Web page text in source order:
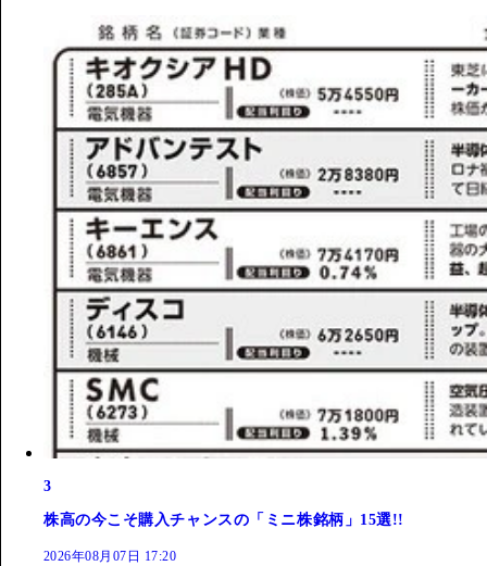
3
株高の今こそ購入チャンスの「ミニ株銘柄」15選!!
2026年08月07日 17:20